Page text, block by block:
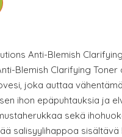
Anti-Blemish
Blemish Clarifying Toner
joka auttaa
ihon epäpuhtauksia ja
sekä
salisyylihappoa